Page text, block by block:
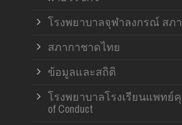
โรงพยาบาลจุฬาลงกรณ์ สภ
สภากาชาดไทย
ข้อมูลและสถิติ
โรงพยาบาลโรงเรียนแพทย์
of Conduct